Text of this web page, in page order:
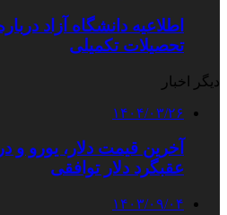
اطلاعیه دانشگاه آزاد
تحصیلات تکمیلی
دیگر اخبار
۱۴۰۴/۰۳/۲۶
آخرین قیمت دلار، یورو و
عقبگرد دلار توافقی
۱۴۰۳/۰۹/۰۴